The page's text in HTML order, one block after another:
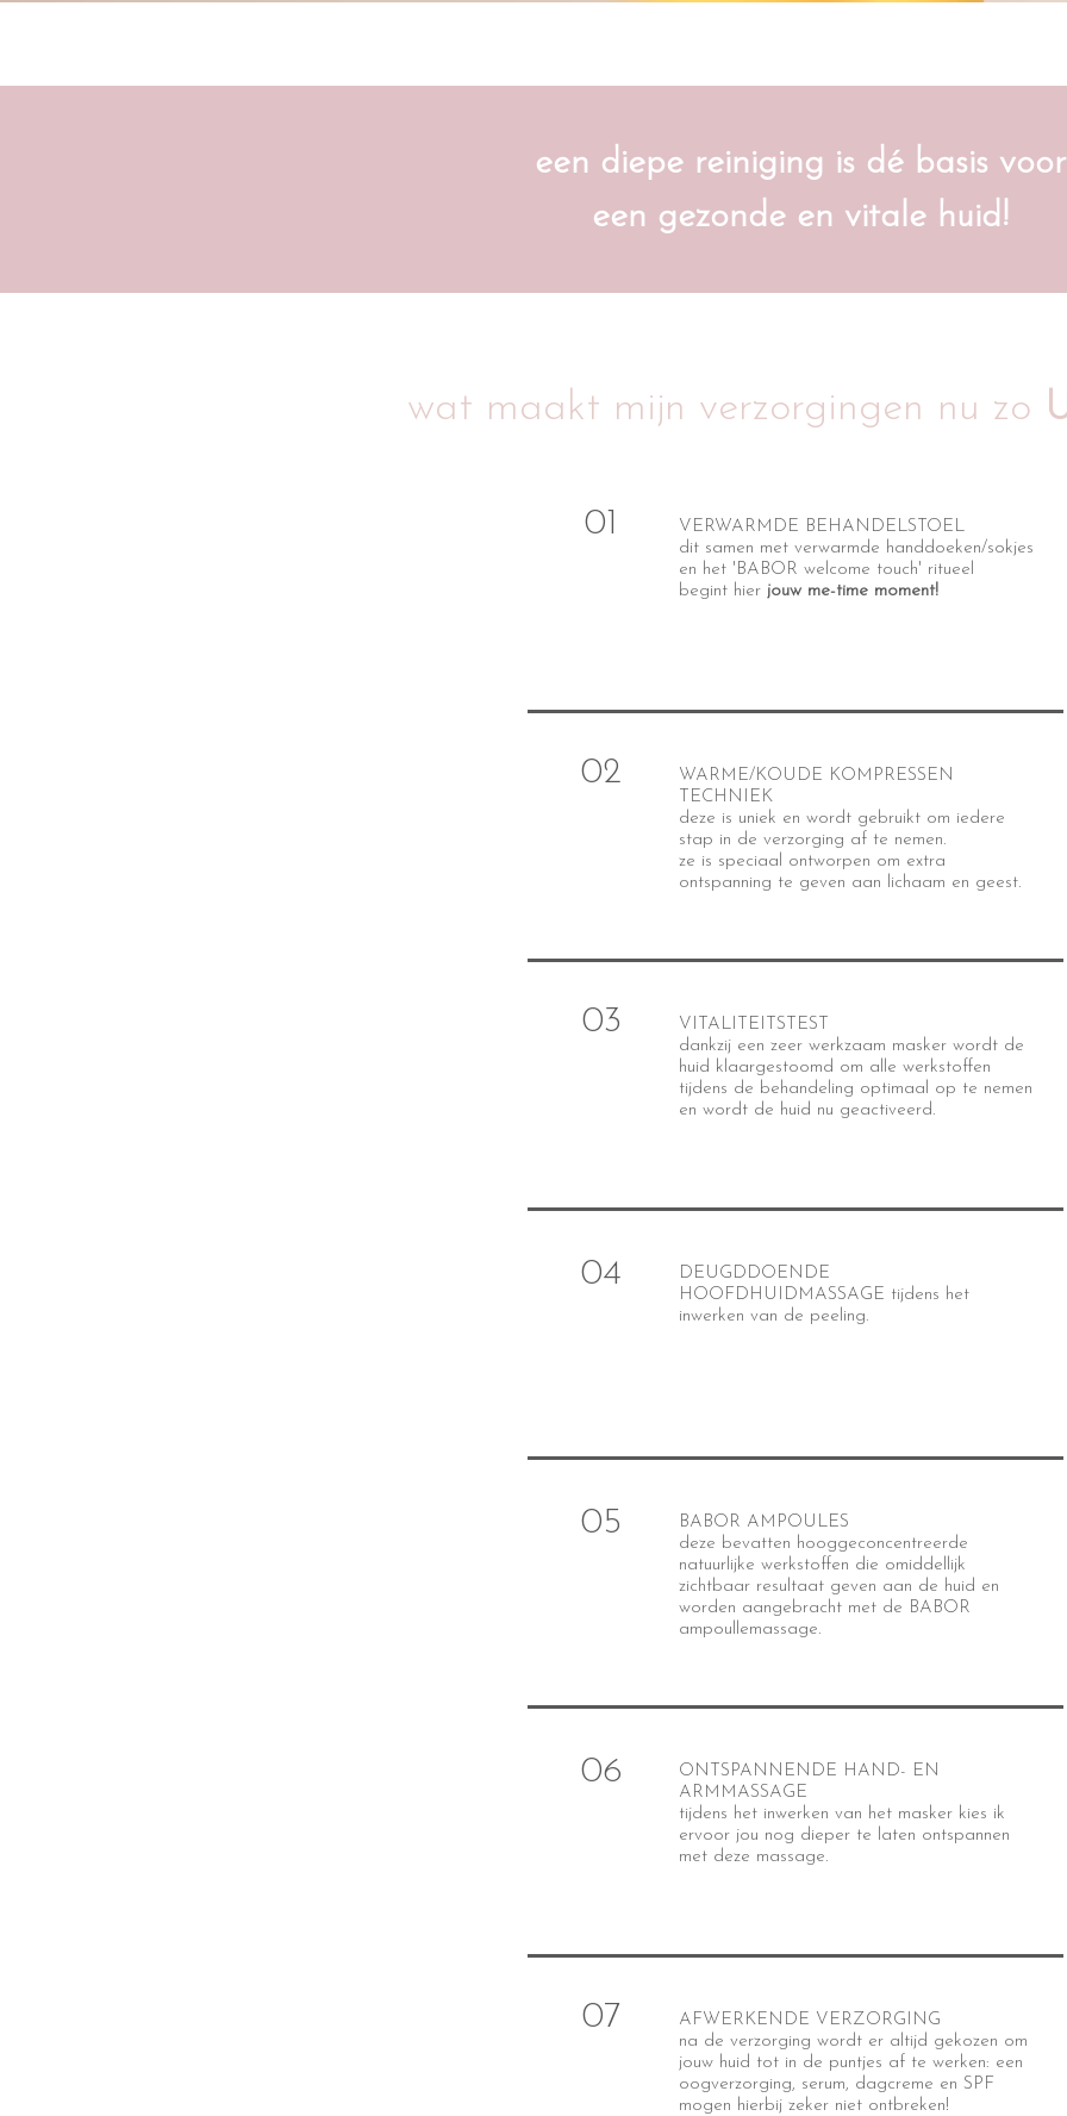
een diepe reiniging is dé basis voor
een gezonde en vitale huid!
wat maakt mijn verzorgingen nu zo
01
VERWARMDE BEHANDELSTOEL
dit samen met verwarmde handdoeken/sokjes
en het 'BABOR welcome touch' ritueel
begint hier jouw me-time moment!
02
WARME/KOUDE KOMPRESSEN
TECHNIEK
deze is uniek en wordt gebruikt om iedere
stap in de verzorging af te nemen.
ze is speciaal ontworpen om extra
ontspanning te geven aan lichaam en geest.
03
VITALITEITSTEST
dankzij een zeer werkzaam masker wordt de
huid klaargestoomd om alle werkstoffen
tijdens de behandeling optimaal op te nemen
en wordt de huid nu geactiveerd.
04
DEUGDDOENDE
HOOFDHUIDMASSAGE tijdens het
inwerken van de peeling.
05
BABOR AMPOULES
deze bevatten hooggeconcentreerde
natuurlijke werkstoffen die omiddellijk
zichtbaar resultaat geven aan de huid en
worden aangebracht met de BABOR
ampoullemassage.
06
ONTSPANNENDE HAND- EN
ARMMASSAGE
tijdens het inwerken van het masker kies ik
ervoor jou nog dieper te laten ontspannen
met deze massage.
07
AFWERKENDE VERZORGING
na de verzorging wordt eraltijd gekozen om
jouw huid tot in de puntjes af te werken: een
oogverzorging, serum, dagcreme en SPF
mogen hierbij zeker niet ontbreken!